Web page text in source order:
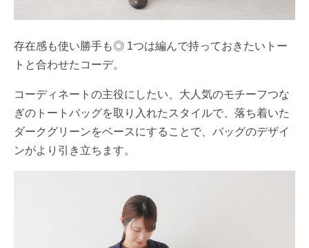
存在感も使い勝手も◎ 1つは編んで持っておきたいトー
トと合わせたコーデ。
コーディネートの主役にしたい、大人気のモチーフつな
ぎのトートバッグを取り入れたスタイルで、落ち着いた
ダークグリーンをベースにすることで、バッグのデザイ
ンがより引き立ちます。